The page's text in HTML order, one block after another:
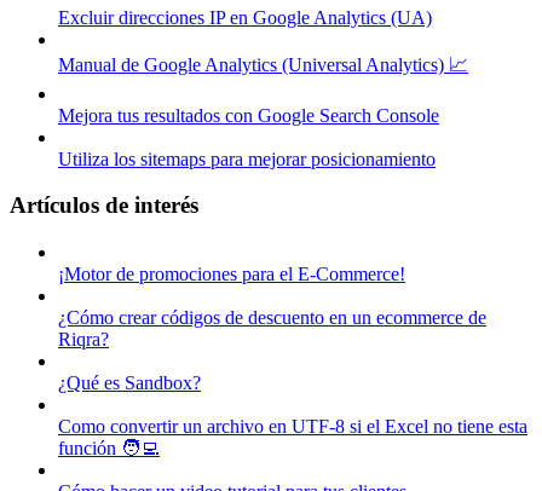
Excluir direcciones IP en Google Analytics (UA)
Manual de Google Analytics (Universal Analytics) 📈
Mejora tus resultados con Google Search Console
Utiliza los sitemaps para mejorar posicionamiento
Artículos de interés
¡Motor de promociones para el E-Commerce!
¿Cómo crear códigos de descuento en un ecommerce de
Riqra?
¿Qué es Sandbox?
Como convertir un archivo en UTF-8 si el Excel no tiene esta
función 🧑‍💻